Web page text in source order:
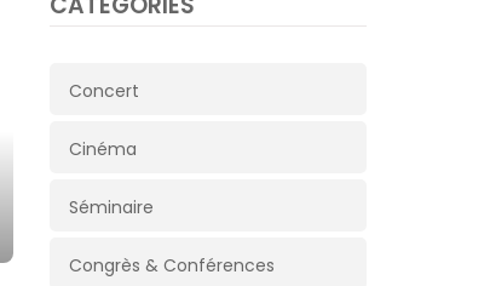
Concert
Cinéma
Séminaire
Congrès & Conférences